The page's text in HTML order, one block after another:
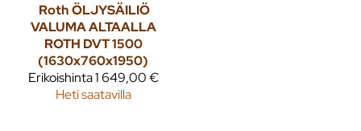
RothÖLJYSÄILIÖ
VALUMA ALTAALLA
ROTH DVT 1500
(1630x760x1950)
Erikoishinta1 649,00 €
Heti saatavilla